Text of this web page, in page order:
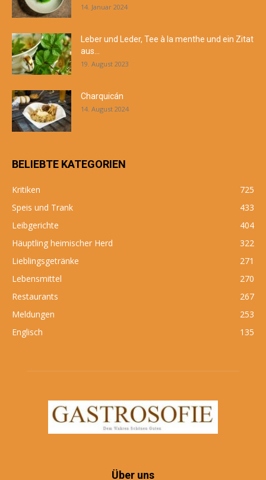
14. Januar 2024
Leber und Leder, Tee à la menthe und ein Zitat
aus...
19. August 2023
Charquicán
14. August 2024
BELIEBTE KATEGORIEN
Kritiken
725
Speis und Trank
433
Leibgerichte
404
Häuptling heimischer Herd
322
Lieblingsgetränke
271
Lebensmittel
270
Restaurants
267
Meldungen
253
Englisch
135
Über uns